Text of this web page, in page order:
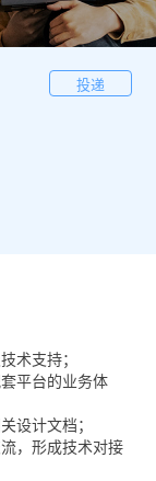
投递
术支持；
平台的业务体
设计文档；
，形成技术对接